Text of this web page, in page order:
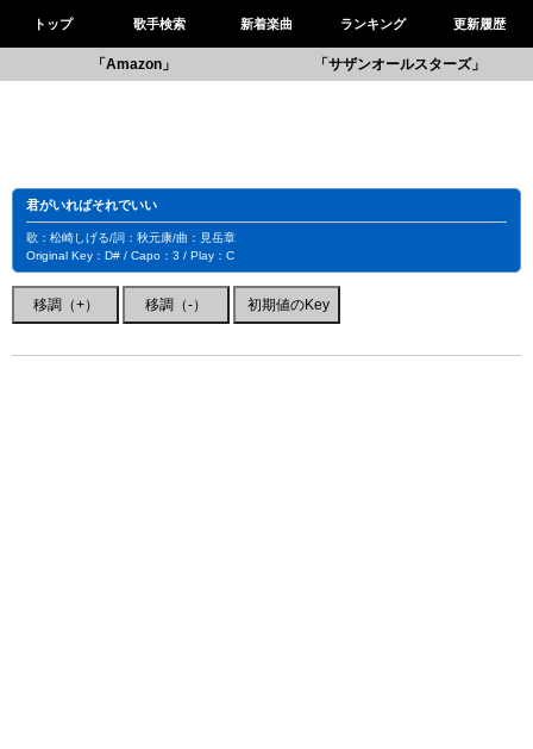
トップ 歌手検索 新着楽曲 ランキング 更新履歴
「Amazon」 「サザンオールスターズ」
君がいればそれでいい
歌：松崎しげる/詞：秋元康/曲：見岳章
Original Key：D# / Capo：3 / Play：C